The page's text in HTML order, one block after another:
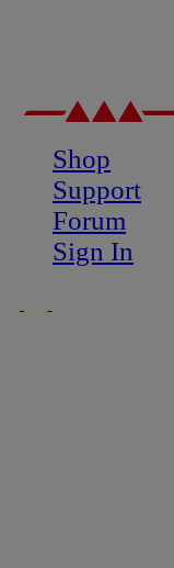
Shop
Support
Forum
Sign In